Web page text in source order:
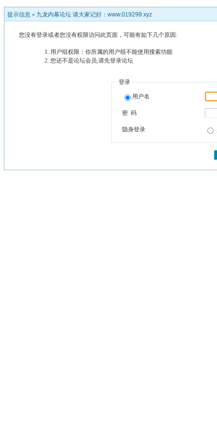
提示信息 » 九龙内幕论坛 请大家记好：www.019299.xyz
您没有登录或者您没有权限访问此页面，可能有如下几个原因:
用户组权限：你所属的用户组不能使用搜索功能
您还不是论坛会员,请先登录论坛
登录
用户名
密 码
隐身登录